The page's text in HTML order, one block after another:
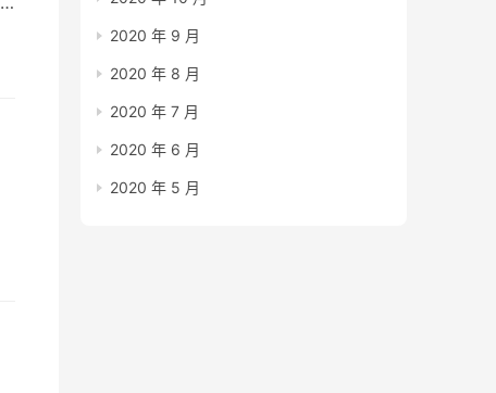
2020 年 9 月
2020 年 8 月
2020 年 7 月
2020 年 6 月
2020 年 5 月